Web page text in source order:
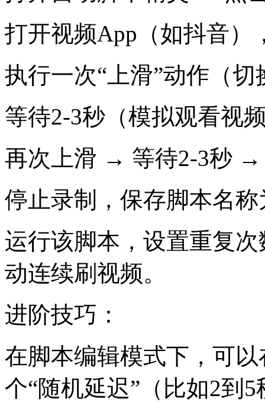
打开视频App（如抖音）
执行一次“上滑”动作（
等待2-3秒（模拟观看视
再次上滑 → 等待2-3秒 →
停止录制，保存脚本名称
运行该脚本，设置重复
动连续刷视频。
进阶技巧：
在脚本编辑模式下，可
个“随机延迟”（比如2到